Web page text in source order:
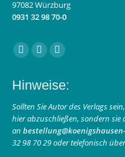
97082 Würzburg
0931 32 98 70-0
Finden Sie uns auf:
Facebook
opens
in
new
window
Instagram
opens
in
new
window
E-
page
opens
in
new
window
Hinweise:
Sollten Sie Autor des Verlags
hier abzuschließen, sondern sie
an
32 98 70 29 oder telefonisch